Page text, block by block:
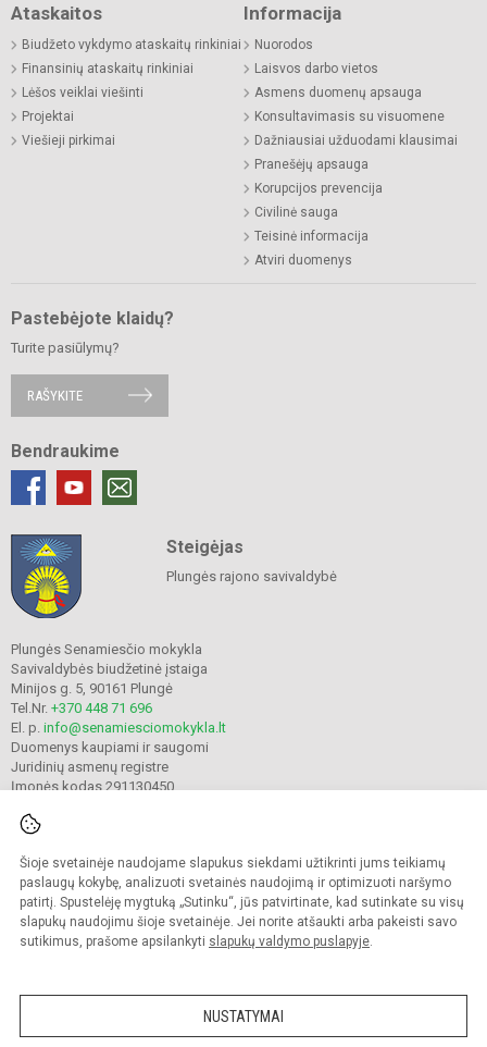
Šioje svetainėje naudojame slapukus siekdami užtikrinti jums teikiamų
paslaugų kokybę, analizuoti svetainės naudojimą ir optimizuoti naršymo
patirtį. Spustelėję mygtuką „Sutinku“, jūs patvirtinate, kad sutinkate su visų
slapukų naudojimu šioje svetainėje. Jei norite atšaukti arba pakeisti savo
sutikimus, prašome apsilankyti slapukų valdymo puslapyje.
NUSTATYMAI
Ataskaitos
Biudžeto vykdymo ataskaitų rinkiniai
Finansinių ataskaitų rinkiniai
Lėšos veiklai viešinti
Projektai
Viešieji pirkimai
Informacija
Nuorodos
Laisvos darbo vietos
Asmens duomenų apsauga
Konsultavimasis su visuomene
Dažniausiai užduodami klausimai
Pranešėjų apsauga
Korupcijos prevencija
Civilinė sauga
Teisinė informacija
Atviri duomenys
Pastebėjote klaidų?
Turite pasiūlymų?
RAŠYKITE
Bendraukime
Steigėjas
Plungės rajono savivaldybė
Plungės Senamiesčio mokykla
Savivaldybės biudžetinė įstaiga
Minijos g. 5, 90161 Plungė
Tel.Nr. +370 448 71 696
El. p. info@senamiesciomokykla.lt
Duomenys kaupiami ir saugomi
Juridinių asmenų registre
Įmonės kodas 291130450
© 2022. Plungės Senamiesčio mokykla. Visos teisės saugomos.
Kopijuoti turinį be raštiško gimnazijos sutikimo griežtai draudžiama.
Prieinamumo paraiška Slapukų valdymas
Sumanus būdas atnaujinti